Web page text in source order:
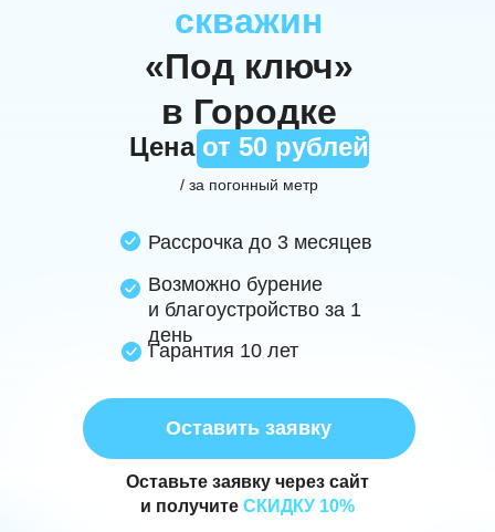
скважин
«Под ключ»
в Городке
Оставить заявку
Цена от 50 рублей
/ за погонный метр
Рассрочка до 3 месяцев
Возможно бурение
и благоустройство за 1
день
Гарантия 10 лет
Оставьте заявку через сайт
и получите СКИДКУ 10%